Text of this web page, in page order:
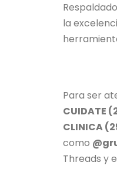
la
Para ser
CUIDATE
CLINICA
como
Threads y